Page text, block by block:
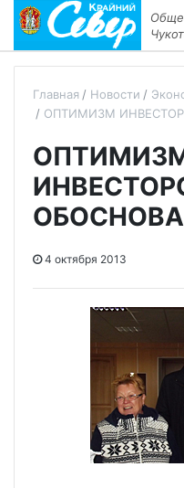
Главная Новости
ОПТИМИЗМ
4 октября 2013